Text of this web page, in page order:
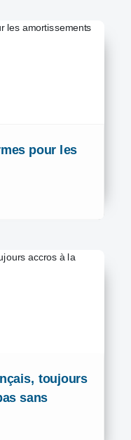
pour les
toujours
sans